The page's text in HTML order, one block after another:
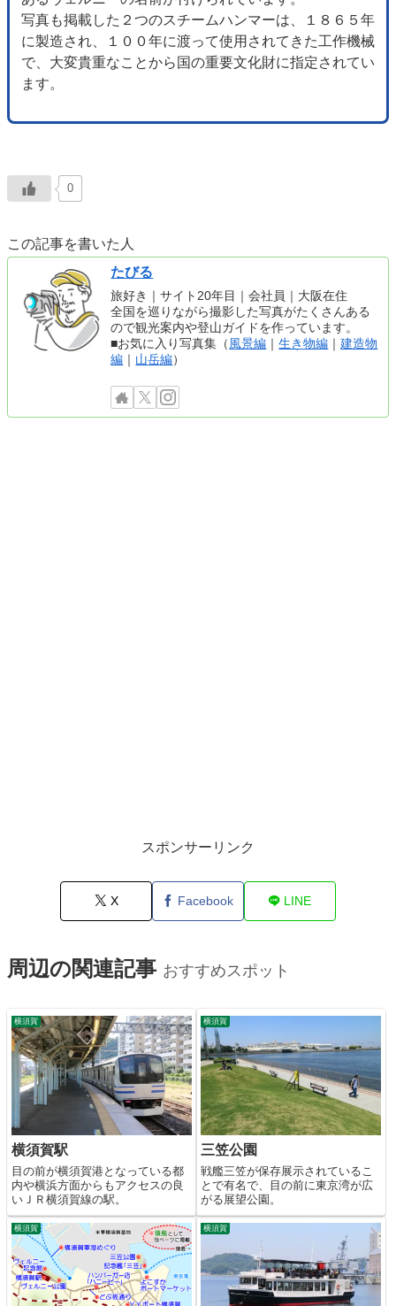
写真も掲載した２つのスチームハンマーは、１８６５年
に製造され、１００年に渡って使用されてきた工作機械
で、大変貴重なことから国の重要文化財に指定されてい
ます。
0
この記事を書いた人
たびる
旅好き｜サイト20年目｜会社員｜大阪在住
全国を巡りながら撮影した写真がたくさんある
ので観光案内や登山ガイドを作っています。
■お気に入り写真集（ 風景編 ｜生き物編 ｜建造物
編 ｜ 山岳編）
スポンサーリンク
X Facebook LINE
周辺の関連記事 おすすめスポット
横須賀
横須賀駅
目の前が横須賀港となっている都
内や横浜方面からもアクセスの良
いＪＲ横須賀線の駅。
横須賀
三笠公園
戦艦三笠が保存展示されているこ
とで有名で、目の前に東京湾が広
がる展望公園。
横須賀 横須賀